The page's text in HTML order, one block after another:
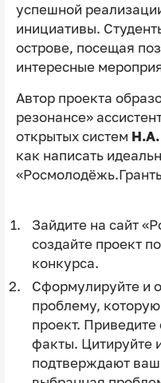
успешной
инициативы.
острове, посещая
интересные
Автор проекта
резонансе»
открытых систем Н.А.
как написать
Зайдите на сайт «
создайте проект
конкурса.
Сформулируйте и
проблему,
проект. Приведите
факты. Цитируйте
подтверждают